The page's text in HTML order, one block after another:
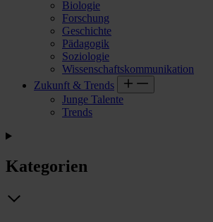
Biologie
Forschung
Geschichte
Pädagogik
Soziologie
Wissenschaftskommunikation
Zukunft & Trends
Junge Talente
Trends
Kategorien